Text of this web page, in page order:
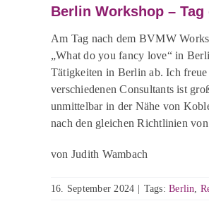
grösseres
Berlin Workshop – Tag
Am Tag nach dem BVMW
„What doyou fancy love“in
Tätigkeiten in Berlin ab. Ich
verschiedenen Consultants ist
unmittelbar in der Nähe von
nach den gleichen Richtlinien
von Judith Wambach
16. September 2024 Tags:Berlin,